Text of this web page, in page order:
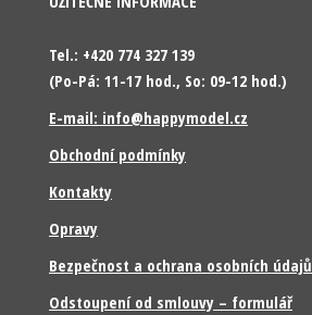
Tel.: +420 774 327 139
(Po-Pá: 11-17 hod., So: 09-12 hod.)
E-mail: info@happymodel.cz
Obchodní podmínky
Kontakty
Opravy
Bezpečnost a ochrana osobních údajů
Odstoupení od smlouvy – formulář